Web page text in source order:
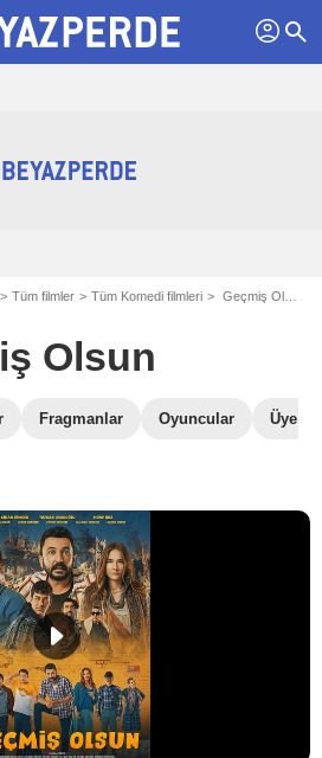
profil search
Tüm filmler Tüm Komedi filmleri Geçmiş Olsun
Olsun
Fragmanlar Oyuncular Üye